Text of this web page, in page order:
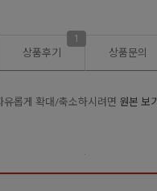
상품후기
1
상품문의
유롭게 확대/축소하시려면 원본 보기